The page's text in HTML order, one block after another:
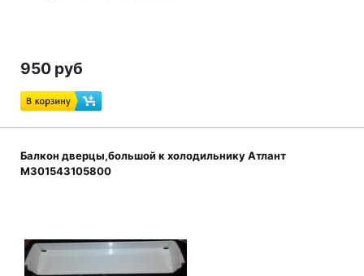
950 руб
Балкон дверцы,большой к холодильнику Атлант
M301543105800